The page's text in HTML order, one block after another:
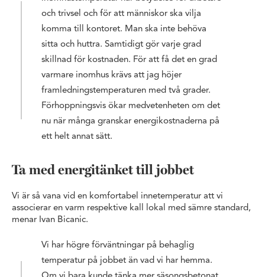
och trivsel och för att människor ska vilja
komma till kontoret. Man ska inte behöva
sitta och huttra. Samtidigt gör varje grad
skillnad för kostnaden. För att få det en grad
varmare inomhus krävs att jag höjer
framledningstemperaturen med två grader.
Förhoppningsvis ökar medvetenheten om det
nu när många granskar energikostnaderna på
ett helt annat sätt.
Ta med energitänket till jobbet
Vi är så vana vid en komfortabel innetemperatur att vi
associerar en varm respektive kall lokal med sämre standard,
menar Ivan Bicanic.
Vi har högre förväntningar på behaglig
temperatur på jobbet än vad vi har hemma.